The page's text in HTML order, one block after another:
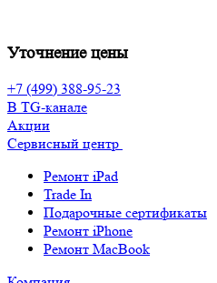
Уточнение цены
+7 (499) 388-95-23
В TG-канале
Акции
Сервисный центр
Ремонт iPad
Trade In
Подарочные сертификаты
Ремонт iPhone
Ремонт MacBook